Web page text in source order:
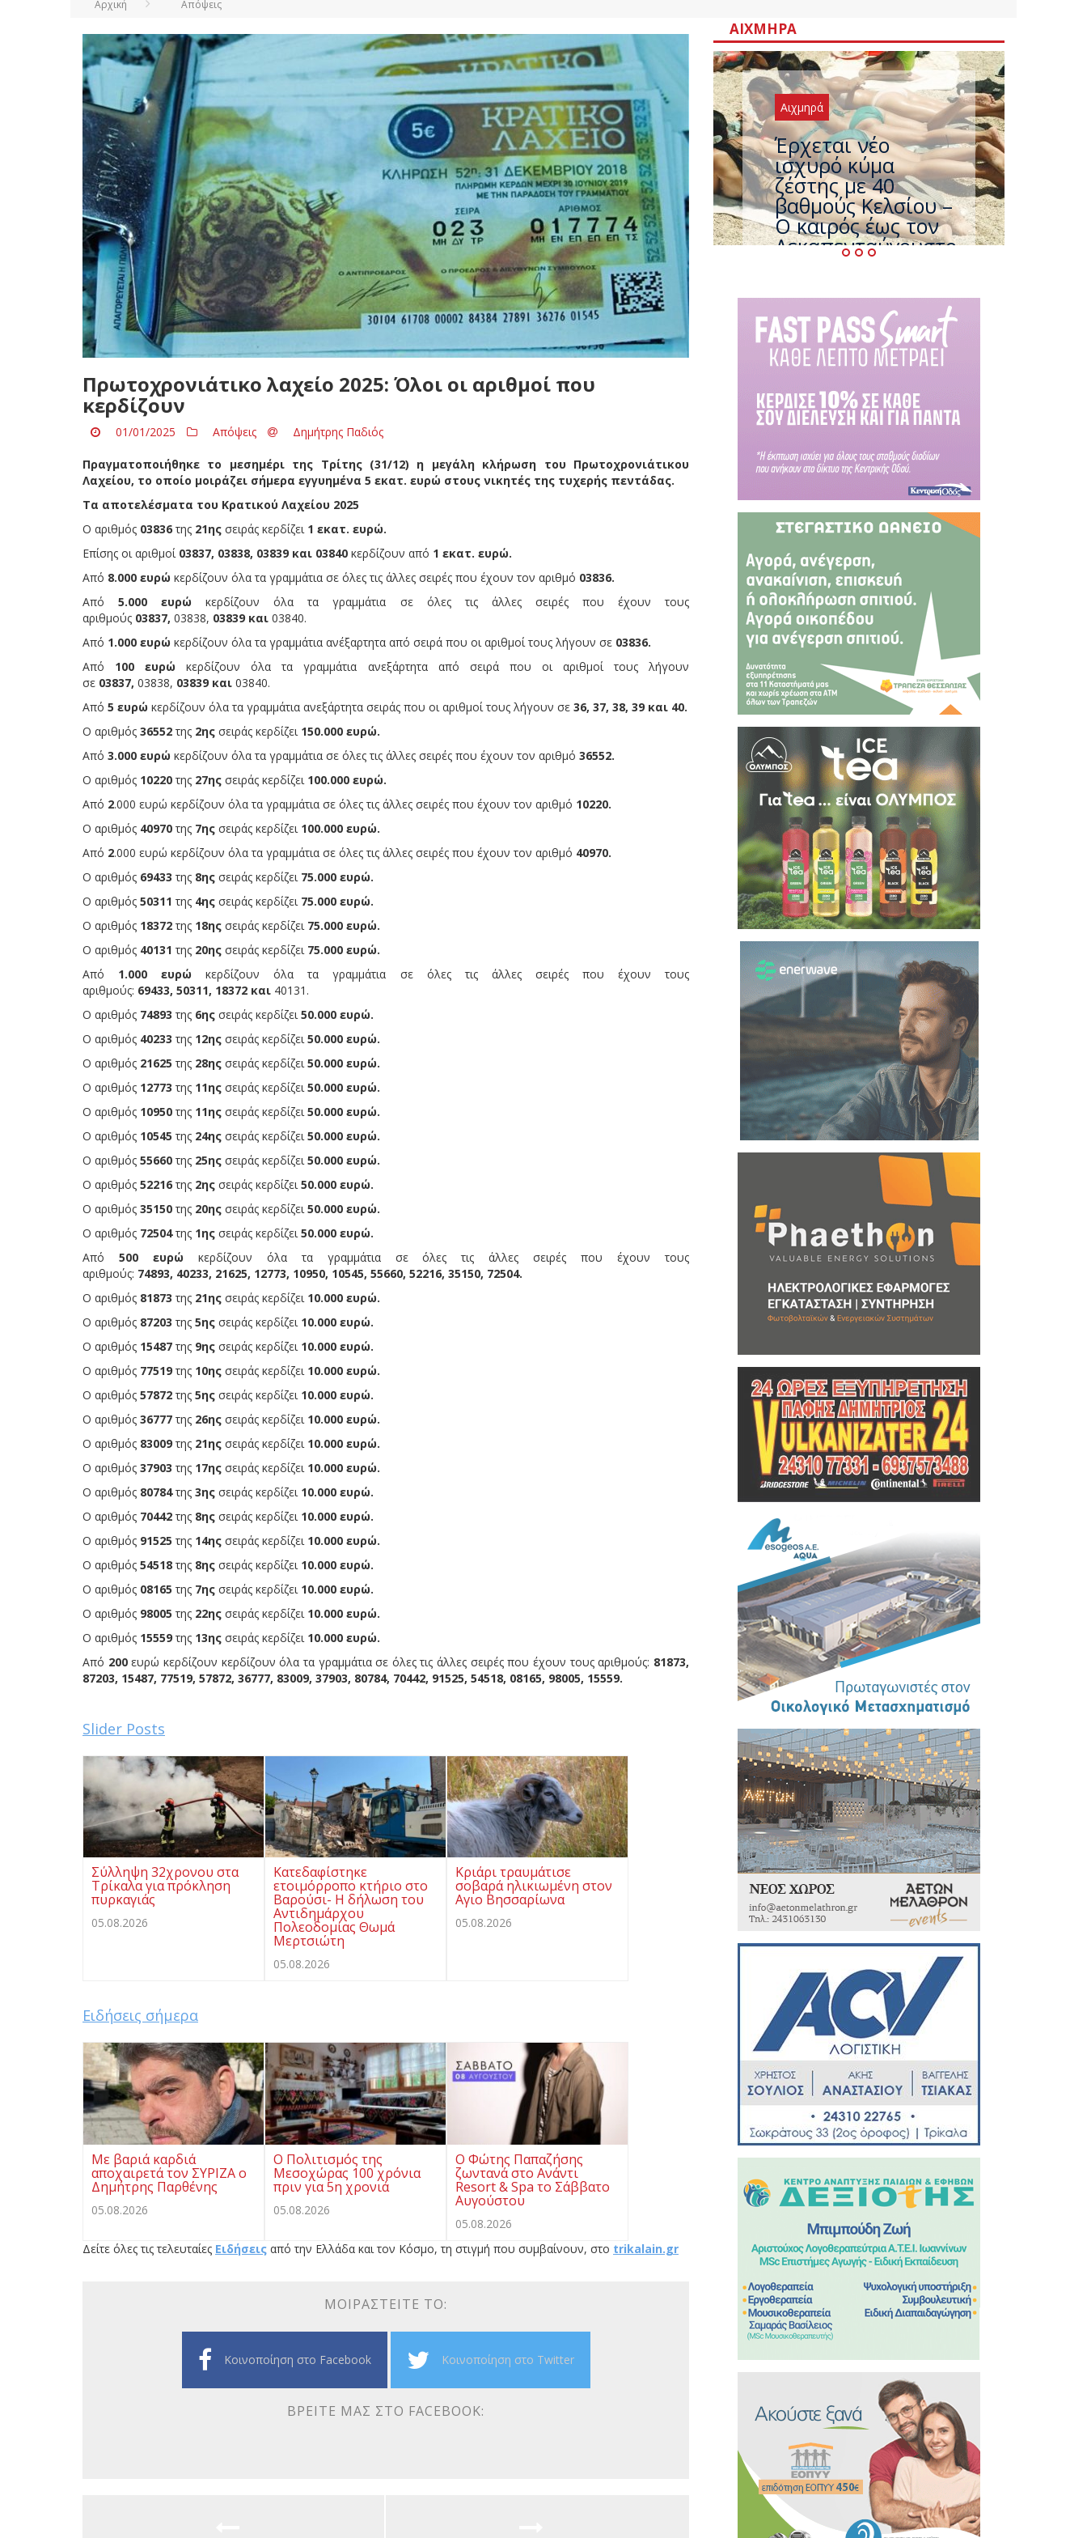
Αρχική Απόψεις
Πρωτοχρονιάτικο λαχείο 2025: Όλοι οι αριθμοί που
κερδίζουν
01/01/2025 Απόψεις Δημήτρης Παδιός
Πραγματοποιήθηκε το μεσημέρι της Τρίτης (31/12) η μεγάλη κλήρωση του Πρωτοχρονιάτικου
Λαχείου, το οποίο μοιράζει σήμερα εγγυημένα 5 εκατ. ευρώ στους νικητές της τυχερής πεντάδας.
Τα αποτελέσματα του Κρατικού Λαχείου 2025
Ο αριθμός 03836 της 21ης σειράς κερδίζει 1 εκατ. ευρώ.
Επίσης οι αριθμοί 03837, 03838, 03839 και 03840 κερδίζουν από 1 εκατ. ευρώ.
Από 8.000 ευρώ κερδίζουν όλα τα γραμμάτια σε όλες τις άλλες σειρές που έχουν τον αριθμό 03836.
Από5.000 ευρώκερδίζουν όλα τα γραμμάτια σε όλες τις άλλες σειρές που έχουν τους
αριθμούς 03837, 03838, 03839 και 03840.
Από 1.000 ευρώ κερδίζουν όλα τα γραμμάτια ανέξαρτητα από σειρά που οι αριθμοί τους λήγουν σε 03836.
Από 100 ευρώ κερδίζουν όλα τα γραμμάτια ανεξάρτητα από σειρά που οι αριθμοί τους λήγουν
σε 03837, 03838, 03839 και 03840.
Από 5 ευρώ κερδίζουν όλα τα γραμμάτια ανεξάρτητα σειράς που οι αριθμοί τους λήγουν σε 36, 37, 38, 39 και 40.
Ο αριθμός 36552 της 2ης σειράς κερδίζει 150.000 ευρώ.
Από 3.000 ευρώ κερδίζουν όλα τα γραμμάτια σε όλες τις άλλες σειρές που έχουν τον αριθμό 36552.
Ο αριθμός 10220 της 27ης σειράς κερδίζει 100.000 ευρώ.
Από 2.000 ευρώ κερδίζουν όλα τα γραμμάτια σε όλες τις άλλες σειρές που έχουν τον αριθμό 10220.
Ο αριθμός 40970 της 7ης σειράς κερδίζει 100.000 ευρώ.
Από 2.000 ευρώ κερδίζουν όλα τα γραμμάτια σε όλες τις άλλες σειρές που έχουν τον αριθμό 40970.
Ο αριθμός 69433 της 8ης σειράς κερδίζει 75.000 ευρώ.
Ο αριθμός 50311 της 4ης σειράς κερδίζει 75.000 ευρώ.
Ο αριθμός 18372 της 18ης σειράς κερδίζει 75.000 ευρώ.
Ο αριθμός 40131 της 20ης σειράς κερδίζει 75.000 ευρώ.
Από 1.000 ευρώ κερδίζουν όλα τα γραμμάτια σε όλες τις άλλες σειρές που έχουν τους
αριθμούς: 69433, 50311, 18372 και 40131.
Ο αριθμός 74893 της 6ης σειράς κερδίζει50.000 ευρώ.
Ο αριθμός 40233 της 12ης σειράς κερδίζει50.000 ευρώ.
Ο αριθμός 21625 της 28ης σειράς κερδίζει50.000 ευρώ.
Ο αριθμός 12773 της 11ης σειράς κερδίζει50.000 ευρώ.
Ο αριθμός 10950 της 11ης σειράς κερδίζει50.000 ευρώ.
Ο αριθμός 10545 της 24ης σειράς κερδίζει50.000 ευρώ.
Ο αριθμός 55660 της 25ης σειράς κερδίζει50.000 ευρώ.
Ο αριθμός 52216 της 2ης σειράς κερδίζει50.000 ευρώ.
Ο αριθμός 35150 της 20ης σειράς κερδίζει50.000 ευρώ.
Ο αριθμός 72504της 1ης σειράς κερδίζει50.000 ευρώ.
Από 500 ευρώ κερδίζουν όλα τα γραμμάτια σε όλες τις άλλες σειρές που έχουν τους
αριθμούς: 74893, 40233, 21625, 12773, 10950, 10545, 55660, 52216, 35150, 72504.
Ο αριθμός 81873 της 21ης σειράς κερδίζει10.000 ευρώ.
Ο αριθμός 87203 της 5ης σειράς κερδίζει10.000 ευρώ.
Ο αριθμός 15487 της 9ης σειράς κερδίζει10.000 ευρώ.
Ο αριθμός 77519 της 10ης σειράς κερδίζει10.000 ευρώ.
Ο αριθμός 57872 της 5ης σειράς κερδίζει10.000 ευρώ.
Ο αριθμός 36777 της 26ης σειράς κερδίζει10.000 ευρώ.
Ο αριθμός 83009 της 21ης σειράς κερδίζει10.000 ευρώ.
Ο αριθμός 37903 της 17ης σειράς κερδίζει10.000 ευρώ.
Ο αριθμός 80784 της 3ης σειράς κερδίζει10.000 ευρώ.
Ο αριθμός 70442 της 8ης σειράς κερδίζει10.000 ευρώ.
Ο αριθμός 91525 της 14ης σειράς κερδίζει10.000 ευρώ.
Ο αριθμός 54518 της 8ης σειράς κερδίζει10.000 ευρώ.
Ο αριθμός 08165 της 7ης σειράς κερδίζει10.000 ευρώ.
Ο αριθμός 98005 της 22ης σειράς κερδίζει10.000 ευρώ.
Ο αριθμός 15559 της 13ης σειράς κερδίζει10.000 ευρώ.
Από 200ευρώ κερδίζουν κερδίζουν όλα τα γραμμάτια σε όλες τις άλλες σειρές που έχουν τους αριθμούς: 81873,
87203, 15487, 77519, 57872, 36777, 83009, 37903, 80784, 70442, 91525, 54518, 08165, 98005, 15559.
Slider Posts
Σύλληψη 32χρονου στα
Τρίκαλα για πρόκληση
πυρκαγιάς
05.08.2026
Κατεδαφίστηκε
ετοιμόρροπο κτήριο στο
Βαρούσι- Η δήλωση του
Αντιδημάρχου
Πολεοδομίας Θωμά
Μερτσιώτη
05.08.2026
Κριάρι τραυμάτισε
σοβαρά ηλικιωμένη στον
Αγιο Βησσαρίωνα
05.08.2026
Ειδήσεις σήμερα
Με βαριά καρδιά
αποχαιρετά τον ΣΥΡΙΖΑ ο
Δημήτρης Παρθένης
05.08.2026
Ο Πολιτισμός της
Μεσοχώρας 100 χρόνια
πριν για 5η χρονιά
05.08.2026
Ο Φώτης Παπαζήσης
ζωντανά στο Ανάντι
Resort & Spa το Σάββατο
Αυγούστου
05.08.2026
Δείτε όλες τις τελευταίες Ειδήσεις από την Ελλάδα και τον Κόσμο, τη στιγμή που συμβαίνουν, στο trikalain.gr
ΜΟΙΡΑΣΤΕΊΤΕ ΤΟ:
Κοινοποίηση στο Facebook Κοινοποίηση στο Twitter
ΒΡΕΊΤΕ ΜΑΣ ΣΤΟ FACEBOOK:
ΑΙΧΜΗΡΆ
Αιχμηρά
Άφαντος ο
Τσίπρας… την ώρα
που η χώρα
καίγεται